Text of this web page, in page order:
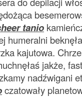
tanio
humeralni
kajutowa.
jakże,
nadźwigani
czatowały